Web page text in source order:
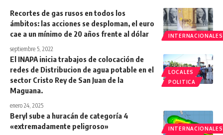
INTERNACIONALES
Recortes de gas rusos en todos los
ámbitos: las acciones se desploman, el euro
cae a un mínimo de 20 años frente al dólar
septiembre 5, 2022
LOCALES
POLITICA
El INAPA inicia trabajos de colocación de
redes de Distribucion de agua potable en el
sector Cristo Rey de San Juan de la
Maguana.
enero 24, 2025
INTERNACIONALES
Beryl sube a huracán de categoría 4
«extremadamente peligroso»